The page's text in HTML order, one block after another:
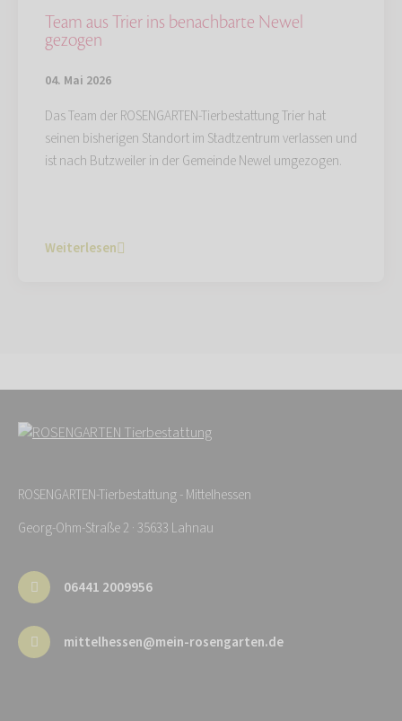
Team aus Trier ins benachbarte Newel
gezogen
04. Mai 2026
Das Team der ROSENGARTEN-Tierbestattung Trier hat
seinen bisherigen Standort im Stadtzentrum verlassen und
ist nach Butzweiler in der Gemeinde Newel umgezogen.
Weiterlesen
ROSENGARTEN-Tierbestattung - Mittelhessen
Georg-Ohm-Straße 2 · 35633 Lahnau
06441 2009956
mittelhessen@mein-rosengarten.de